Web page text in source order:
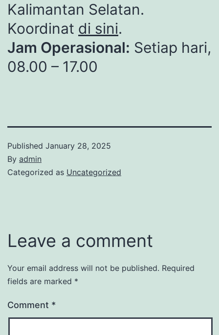
Kalimantan Selatan.
Koordinat di sini.
Jam Operasional: Setiap hari,
08.00 – 17.00
Published January 28, 2025
By admin
Categorized as Uncategorized
Leave a comment
Your email address will not be published. Required
fields are marked *
Comment *